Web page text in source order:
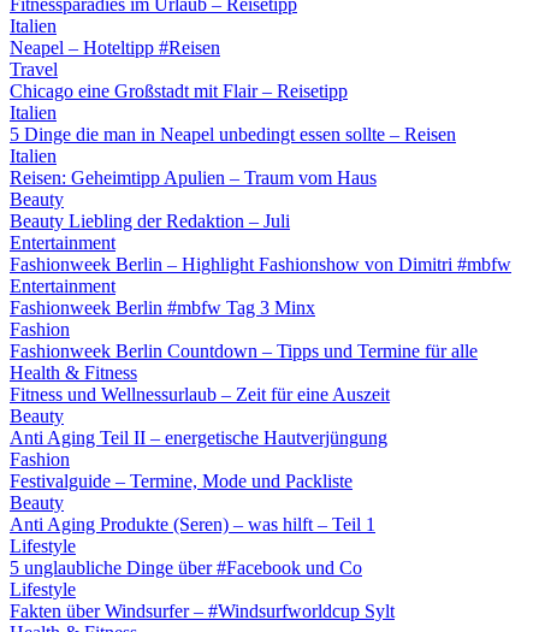
Fitnessparadies im Urlaub – Reisetipp
Italien
Neapel – Hoteltipp #Reisen
Travel
Chicago eine Großstadt mit Flair – Reisetipp
Italien
5 Dinge die man in Neapel unbedingt essen sollte – Reisen
Italien
Reisen: Geheimtipp Apulien – Traum vom Haus
Beauty
Beauty Liebling der Redaktion – Juli
Entertainment
Fashionweek Berlin – Highlight Fashionshow von Dimitri #mbfw
Entertainment
Fashionweek Berlin #mbfw Tag 3 Minx
Fashion
Fashionweek Berlin Countdown – Tipps und Termine für alle
Health & Fitness
Fitness und Wellnessurlaub – Zeit für eine Auszeit
Beauty
Anti Aging Teil II – energetische Hautverjüngung
Fashion
Festivalguide – Termine, Mode und Packliste
Beauty
Anti Aging Produkte (Seren) – was hilft – Teil 1
Lifestyle
5 unglaubliche Dinge über #Facebook und Co
Lifestyle
Fakten über Windsurfer – #Windsurfworldcup Sylt